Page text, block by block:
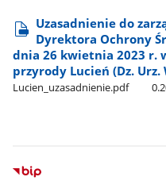
Uzasadnienie do
Dyrektora Ochrony
dnia 26 kwietnia 2023 r.
przyrody Lucień (Dz. Urz.
Lucien​_uzasadnienie.pdf